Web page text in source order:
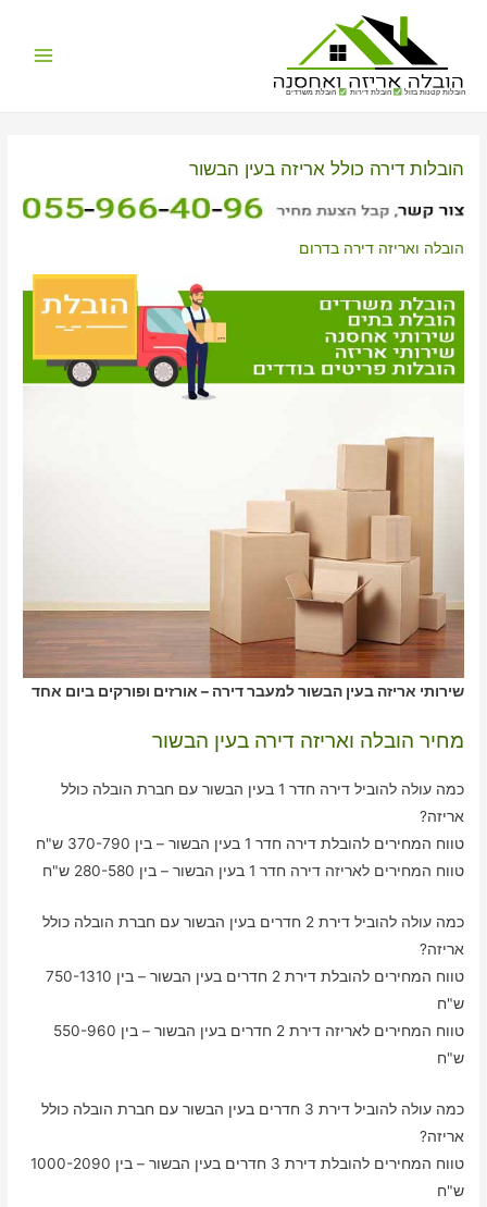
הובלות קטנות בזול הובלת דירות הובלת משרדים
הובלות דירה כולל אריזה בעין הבשור
הובלה ואריזה דירה בדרום
שירותי אריזה בעין הבשור למעבר דירה – אורזים ופורקים ביום אחד
מחיר הובלה ואריזה דירה בעין הבשור
כמה עולה להוביל דירה חדר 1 בעין הבשור עם חברת הובלה כולל
אריזה?
טווח המחירים להובלת דירה חדר 1 בעין הבשור – בין 370-790 ש"ח
טווח המחירים לאריזה דירה חדר 1 בעין הבשור – בין 280-580 ש"ח
כמה עולה להוביל דירת 2 חדרים בעין הבשור עם חברת הובלה כולל
אריזה?
טווח המחירים להובלת דירת 2 חדרים בעין הבשור – בין 750-1310
ש"ח
טווח המחירים לאריזה דירת 2 חדרים בעין הבשור – בין 550-960
ש"ח
כמה עולה להוביל דירת 3 חדרים בעין הבשור עם חברת הובלה כולל
אריזה?
טווח המחירים להובלת דירת 3 חדרים בעין הבשור – בין 1000-2090
ש"ח